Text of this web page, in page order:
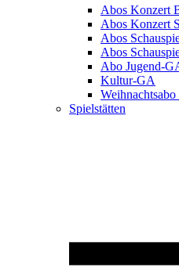
Abos Konzert
Abos Konzert
Abos
Abos
Abo Jugend-
Kultur-GA
Spielstätten